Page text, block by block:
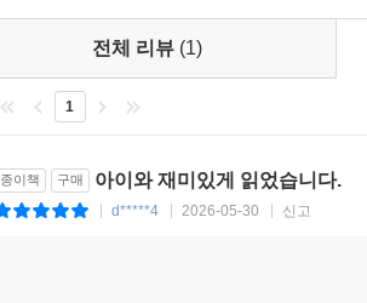
전체 리뷰 (1)
1
종이책 구매 아이와 재미있게 읽었습니다.
d*****4 2026-05-30 신고